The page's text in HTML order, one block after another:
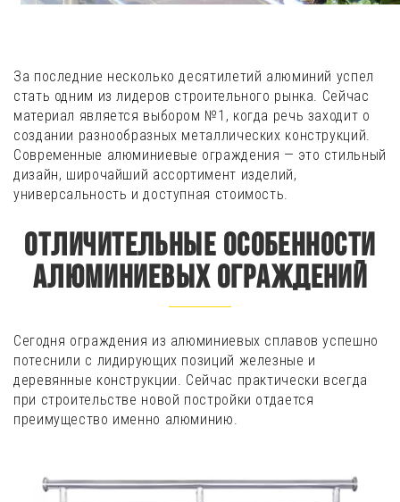
+38 (050) 084 11 41
За последние несколько десятилетий алюминий успел
стать одним из лидеров строительного рынка. Сейчас
материал является выбором №1, когда речь заходит о
создании разнообразных металлических конструкций.
Современные алюминиевые ограждения — это стильный
дизайн, широчайший ассортимент изделий,
универсальность и доступная стоимость.
Отличительные особенности
алюминиевых ограждений
Сегодня ограждения из алюминиевых сплавов успешно
потеснили с лидирующих позиций железные и
деревянные конструкции. Сейчас практически всегда
при строительстве новой постройки отдается
преимущество именно алюминию.